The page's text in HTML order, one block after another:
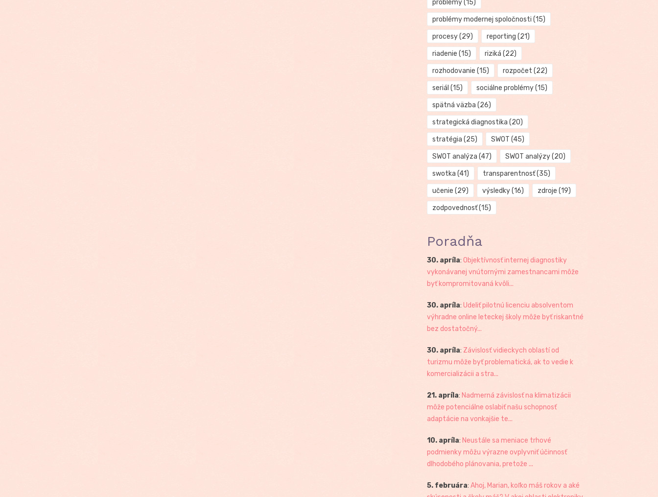
problémy(15)
problémy modernej spoločnosti (15)
procesy(29) reporting (21)
riadenie (15) riziká (22)
rozhodovanie (15) rozpočet (22)
seriál (15) sociálne problémy(15)
spätná väzba (26)
strategická diagnostika (20)
stratégia (25) SWOT (45)
SWOT analýza (47) SWOT analýzy(20)
swotka (41) transparentnosť(35)
učenie (29) výsledky(16) zdroje (19)
zodpovednosť(15)
Poradňa
30. apríla: Objektívnosť internej diagnostiky
vykonávanej vnútornými zamestnancami môže
byť kompromitovaná kvôli...
30. apríla: Udeliť pilotnú licenciu absolventom
výhradne online leteckej školy môže byť riskantné
bez dostatočný...
30. apríla: Závislosť vidieckych oblastí od
turizmu môže byť problematická, ak to vedie k
komercializácii a stra...
21. apríla: Nadmerná závislosť na klimatizácii
môže potenciálne oslabiť našu schopnosť
adaptácie na vonkajšie te...
10. apríla: Neustále sa meniace trhové
podmienky môžu výrazne ovplyvniť účinnosť
dlhodobého plánovania, pretože ...
5. februára: Ahoj, Marian, koľko máš rokov a aké